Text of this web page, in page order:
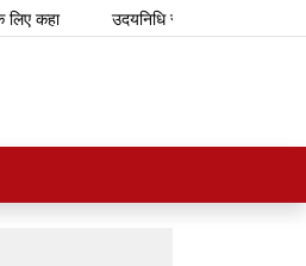
कहा उदयनिधि स्टालिन ने टीवीके सरकार